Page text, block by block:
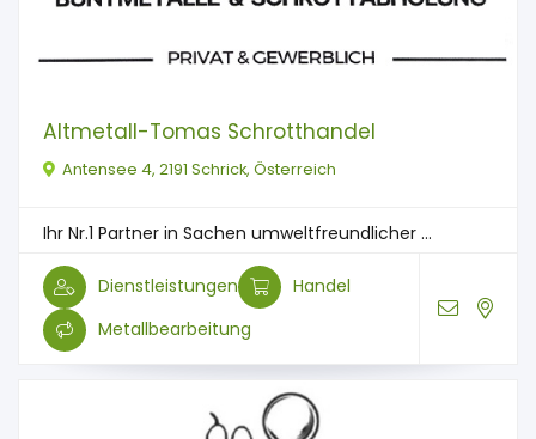
Altmetall-Tomas Schrotthandel
Antensee 4, 2191 Schrick, Österreich
Ihr Nr.1 Partner in Sachen umweltfreundlicher ...
Dienstleistungen
Handel
Metallbearbeitung